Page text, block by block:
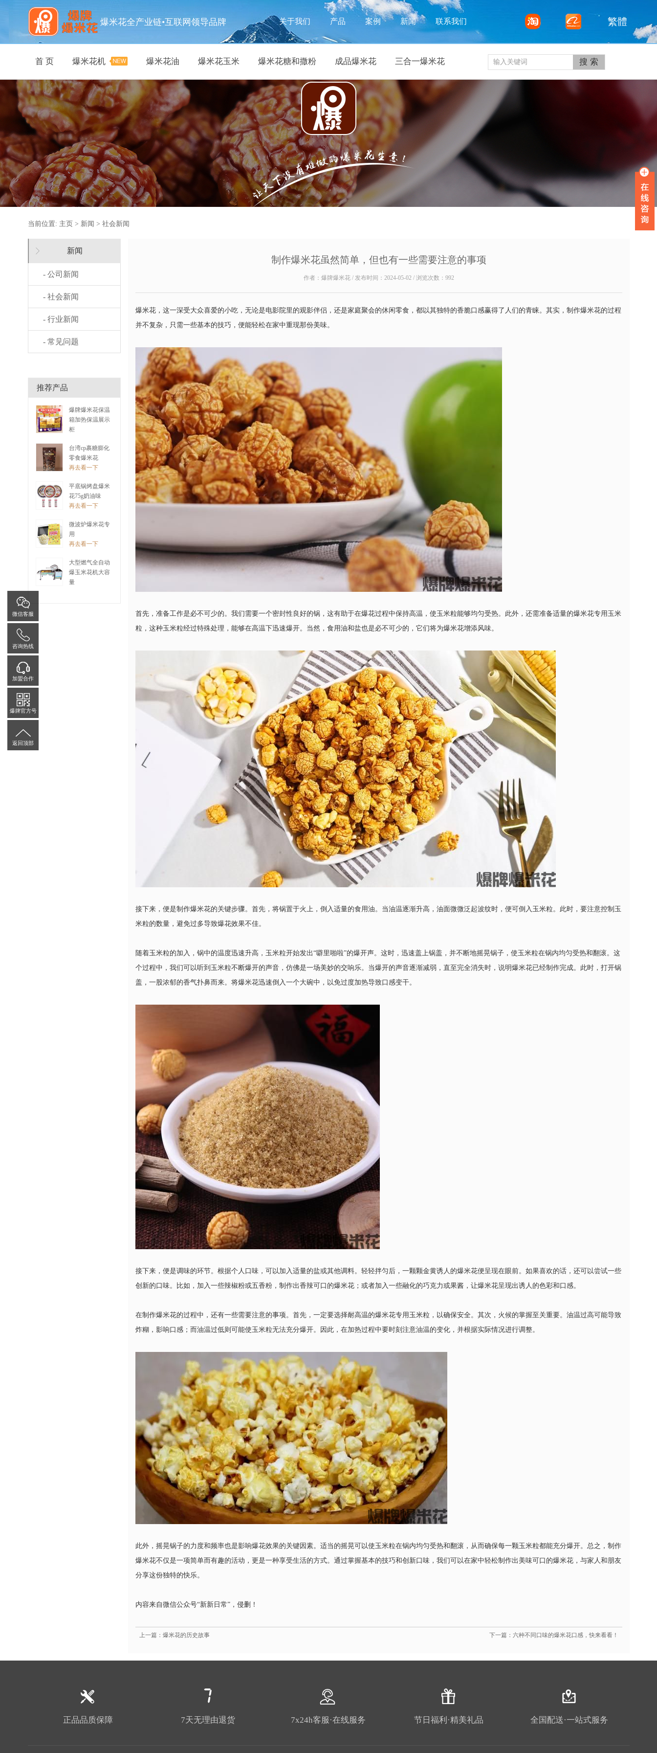
爆米花全产业链•互联网领导品牌 关于我们 产品 案例 新闻 联系我们 繁體
首 页 爆米花机 爆米花油 爆米花玉米 爆米花糖和撒粉 成品爆米花 三合一爆米花
当前位置: 主页 > 新闻 > 社会新闻
新闻
- 公司新闻
- 社会新闻
- 行业新闻
- 常见问题
推荐产品
爆牌爆米花保温
箱加热保温展示
柜
台湾cp裹糖膨化
零食爆米花
再去看一下
平底锅烤盘爆米
花75g奶油味
再去看一下
微波炉爆米花专
用
再去看一下
大型燃气全自动
爆玉米花机大容
量
制作爆米花虽然简单，但也有一些需要注意的事项
作者：爆牌爆米花 / 发布时间：2024-05-02 / 浏览次数： 992
爆米花，这一深受大众喜爱的小吃，无论是电影院里的观影伴侣，还是家庭聚会的休闲零食，都以其独特的香脆口感赢得了人们的青睐。其实，制作爆米花的过程
并不复杂，只需一些基本的技巧，便能轻松在家中重现那份美味。
首先，准备工作是必不可少的。我们需要一个密封性良好的锅，这有助于在爆花过程中保持高温，使玉米粒能够均匀受热。此外，还需准备适量的爆米花专用玉米
粒，这种玉米粒经过特殊处理，能够在高温下迅速爆开。当然，食用油和盐也是必不可少的，它们将为爆米花增添风味。
接下来，便是制作爆米花的关键步骤。首先，将锅置于火上，倒入适量的食用油。当油温逐渐升高，油面微微泛起波纹时，便可倒入玉米粒。此时，要注意控制玉
米粒的数量，避免过多导致爆花效果不佳。
随着玉米粒的加入，锅中的温度迅速升高，玉米粒开始发出“噼里啪啦”的爆开声。这时，迅速盖上锅盖，并不断地摇晃锅子，使玉米粒在锅内均匀受热和翻滚。这
个过程中，我们可以听到玉米粒不断爆开的声音，仿佛是一场美妙的交响乐。当爆开的声音逐渐减弱，直至完全消失时，说明爆米花已经制作完成。此时，打开锅
盖，一股浓郁的香气扑鼻而来。将爆米花迅速倒入一个大碗中，以免过度加热导致口感变干。
接下来，便是调味的环节。根据个人口味，可以加入适量的盐或其他调料。轻轻拌匀后，一颗颗金黄诱人的爆米花便呈现在眼前。如果喜欢的话，还可以尝试一些
创新的口味。比如，加入一些辣椒粉或五香粉，制作出香辣可口的爆米花；或者加入一些融化的巧克力或果酱，让爆米花呈现出诱人的色彩和口感。
在制作爆米花的过程中，还有一些需要注意的事项。首先，一定要选择耐高温的爆米花专用玉米粒，以确保安全。其次，火候的掌握至关重要。油温过高可能导致
炸糊，影响口感；而油温过低则可能使玉米粒无法充分爆开。因此，在加热过程中要时刻注意油温的变化，并根据实际情况进行调整。
此外，摇晃锅子的力度和频率也是影响爆花效果的关键因素。适当的摇晃可以使玉米粒在锅内均匀受热和翻滚，从而确保每一颗玉米粒都能充分爆开。总之，制作
爆米花不仅是一项简单而有趣的活动，更是一种享受生活的方式。通过掌握基本的技巧和创新口味，我们可以在家中轻松制作出美味可口的爆米花，与家人和朋友
分享这份独特的快乐。
内容来自微信公众号“新新日常”，侵删！
上一篇：爆米花的历史故事 下一篇：六种不同口味的爆米花口感，快来看看！
正品品质保障 7天无理由退货 7x24h客服·在线服务 节日福利·精美礼品 全国配送·一站式服务
微信客服
咨询热线
加盟合作
爆牌官方号
返回顶部